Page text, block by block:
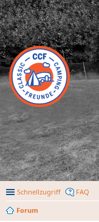
Schnellzugriff FAQ
Forum